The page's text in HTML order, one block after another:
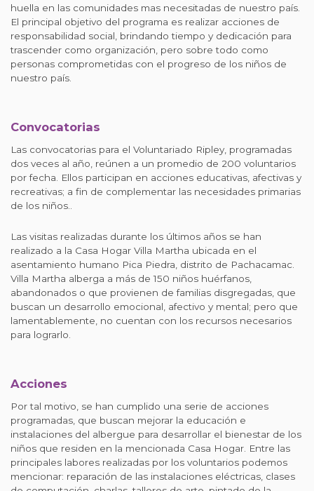
huella en las comunidades mas necesitadas de nuestro país.
El principal objetivo del programa es realizar acciones de
responsabilidad social, brindando tiempo y dedicación para
trascender como organización, pero sobre todo como
personas comprometidas con el progreso de los niños de
nuestro país.
Convocatorias
Las convocatorias para el Voluntariado Ripley, programadas
dos veces al año, reúnen a un promedio de 200 voluntarios
por fecha. Ellos participan en acciones educativas, afectivas y
recreativas; a fin de complementar las necesidades primarias
de los niños..
Las visitas realizadas durante los últimos años se han
realizado a la Casa Hogar Villa Martha ubicada en el
asentamiento humano Pica Piedra, distrito de Pachacamac.
Villa Martha alberga a más de 150 niños huérfanos,
abandonados o que provienen de familias disgregadas, que
buscan un desarrollo emocional, afectivo y mental; pero que
lamentablemente, no cuentan con los recursos necesarios
para lograrlo.
Acciones
Por tal motivo, se han cumplido una serie de acciones
programadas, que buscan mejorar la educación e
instalaciones del albergue para desarrollar el bienestar de los
niños que residen en la mencionada Casa Hogar. Entre las
principales labores realizadas por los voluntarios podemos
mencionar: reparación de las instalaciones eléctricas, clases